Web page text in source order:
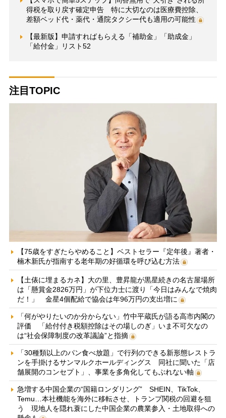
得税を取り戻す確定申告 特に大切なのは医療費控除、
差額ベッド代・薬代・通院タクシー代も適用の可能性
【最新版】申請すればもらえる「補助金」「助成金」
「給付金」リスト52
注目TOPIC
【75歳をすぎたらやめること】ベストセラー『定年後』著者・
楠木新氏が指南する老年期の好循環を呼び込む方法
【土俵に埋まるカネ】大の里、豊昇龍が黒星続きの名古屋場所
は「懸賞金2826万円」が下位力士に渡り「今日はみんなで焼肉
だ！」 金星4個配給で協会は年96万円の支出増に
「何がやりたいのか分からない」竹中平蔵氏が語る高市内閣の
評価 「給付付き税額控除はその場しのぎ」いま不可欠なの
は“社会保障制度の改革議論”と指摘
「30種類以上のパン食べ放題」で行列のできる新形態レストラ
ンを手掛けるサンマルクホールディングス 同社に聞いた「店
舗展開のコンセプト」、事業を多角化してもぶれない軸
急増する中国企業の“国籍ロンダリング” SHEIN、TikTok、
Temu…本社機能を海外に移転させ、トランプ関税の回避を狙
う 現地人を隠れ蓑にした中国企業の農業参入・土地取得への